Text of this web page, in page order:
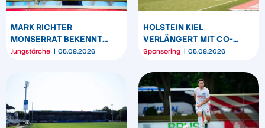
MARK RICHTER
MONSERRAT BEKENNT
SICH LANGFRISTIG ZUR
Jungstörche 05.08.2026
HOLSTEIN KIEL
VERLÄNGERT MIT CO-
SPONSOR SPREHE
Sponsoring 05.08.2026